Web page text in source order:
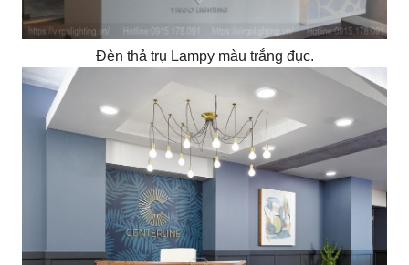
Đèn thả trụ Lampy màu trắng đục.